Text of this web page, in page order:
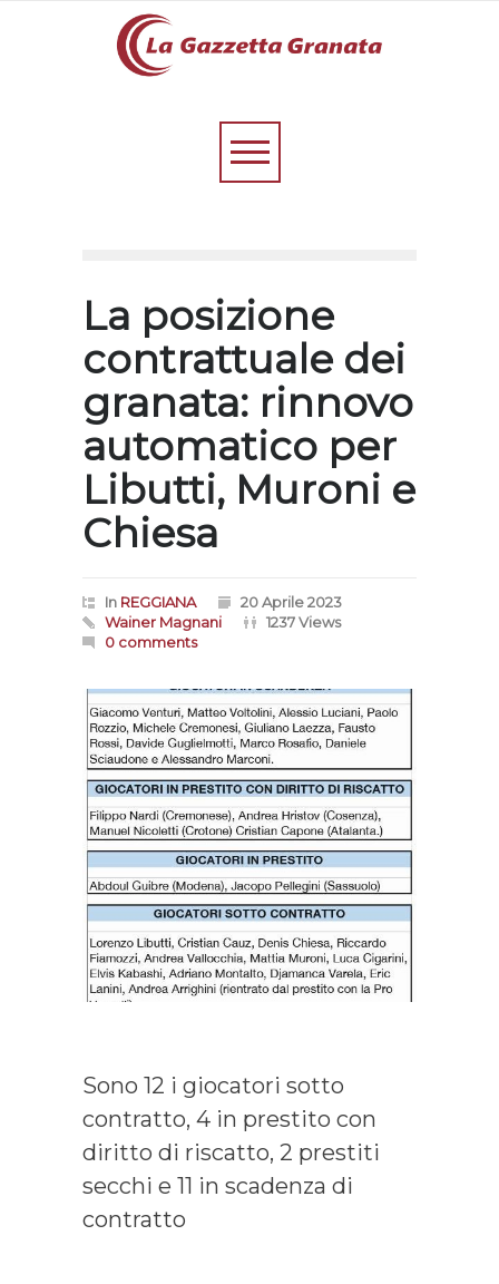
La posizione
contrattuale dei
granata: rinnovo
automatico per
Libutti, Muroni e
Chiesa
In REGGIANA
20 Aprile 2023
Wainer Magnani
1237 Views
0 comments
Sono 12 i giocatori sotto
contratto, 4 in prestito con
diritto di riscatto, 2 prestiti
secchi e 11 in scadenza di
contratto